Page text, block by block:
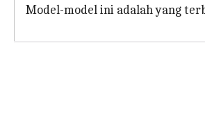
Model-model ini adalah yang